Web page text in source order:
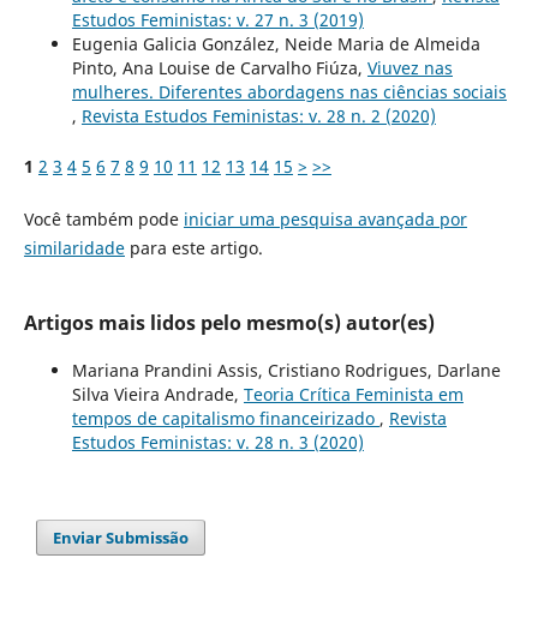
Estudos Feministas: v. 27 n. 3 (2019)
Eugenia Galicia González, Neide Maria de Almeida
Pinto, Ana Louise de Carvalho Fiúza, Viuvez nas
mulheres. Diferentes abordagens nas ciências sociais
, Revista Estudos Feministas: v. 28 n. 2 (2020)
1 2 3 4 5 6 7 8 9 10 11 12 13 14 15 > >>
Você também pode iniciar uma pesquisa avançada por
similaridadepara este artigo.
Artigos mais lidos pelo mesmo(s) autor(es)
Mariana Prandini Assis, Cristiano Rodrigues, Darlane
Silva Vieira Andrade, Teoria Crítica Feminista em
tempos de capitalismo financeirizado , Revista
Estudos Feministas: v. 28 n. 3 (2020)
Enviar Submissão